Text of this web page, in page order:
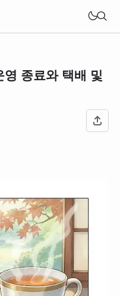
종료와 택배 및